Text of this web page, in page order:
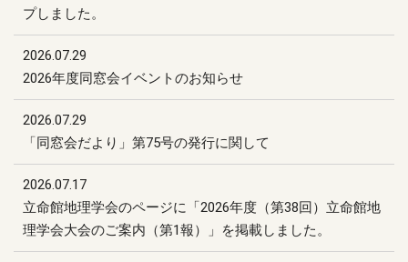
プしました。
2026.07.29
2026年度同窓会イベントのお知らせ
2026.07.29
「同窓会だより」第75号の発行に関して
2026.07.17
立命館地理学会のページに「2026年度（第38回）立命館地
理学会大会のご案内（第1報）」を掲載しました。